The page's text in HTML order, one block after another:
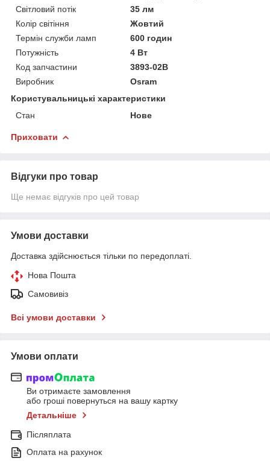
Світловий потік
35 лм
Колір світіння
Жовтий
Термін служби ламп
600 годин
Потужність
4 Вт
Код запчастини
3893-02B
Виробник
Osram
Користувальницькі характеристики
Стан
Нове
Приховати
Відгуки про товар
Ще немає відгуків про цей товар
Умови доставки
Доставка здійснюється тільки по передоплаті.
Нова Пошта
Самовивіз
Всі умови доставки
Умови оплати
Ви отримаєте замовлення
або гроші повернуться на вашу картку
Детальніше
Післяплата
Оплата на рахунок